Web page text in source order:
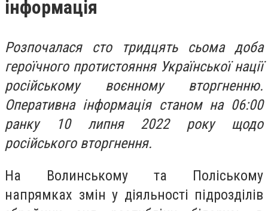
інформація
Розпочалася сто тридцять сьома доба
героїчного протистояння Української нації
російському воєнному вторгненню.
Оперативна інформація станом на 06:00
ранку 10 липня 2022 року щодо
російського вторгнення.
На Волинському та Поліському
напрямках змін у діяльності підрозділів